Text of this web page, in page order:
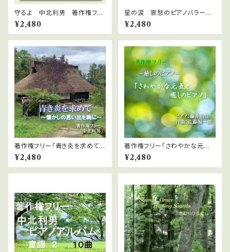
守るよ 中北利男 著作権フリ
ー癒しのピアノ
¥2,480
星の涙 哀愁のピアノバラー
ド 中北利男 著作権フリー
¥2,480
著作権フリー「青き炎を求めて～
懐かしの思い出を胸に～」２０曲
MP3ファイル
¥2,480
著作権フリー「さわやかな元気
と癒しのピアノ」
¥2,480